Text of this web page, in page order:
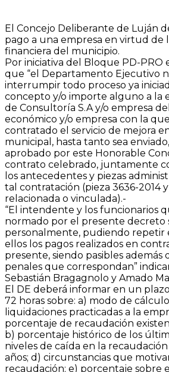
El Concejo Deliberante de Luján
pago a una empresa en virtud de
financiera del municipio.
Por iniciativa del Bloque PD-PRO
que “el Departamento Ejecutivo
interrumpir todo proceso ya
concepto y/o importe alguno a la
de Consultoría S.A y/o empresa
económico y/o empresa con la
contratado el servicio de mejora
municipal, hasta tanto sea
aprobado por este Honorable
contrato celebrado, juntamente
los antecedentes y piezas
tal contratación (pieza 3636-2014
relacionada o vinculada).-
“El intendente y los funcionarios
normado por el presente decreto
personalmente, pudiendo repetir
ellos los pagos realizados en
presente, siendo pasibles además
penales que correspondan”
Sebastián Bragagnolo y Amado
El DE deberá informar en un
72 horas sobre: a) modo de
liquidaciones practicadas a la
porcentaje de recaudación
b) porcentaje histórico de los
niveles de caída en la
años; d) circunstancias que
recaudación; e) porcentaje sobre